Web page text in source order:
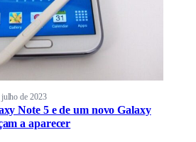
julho de 2023
Note 5 e de um novo Galaxy
a aparecer